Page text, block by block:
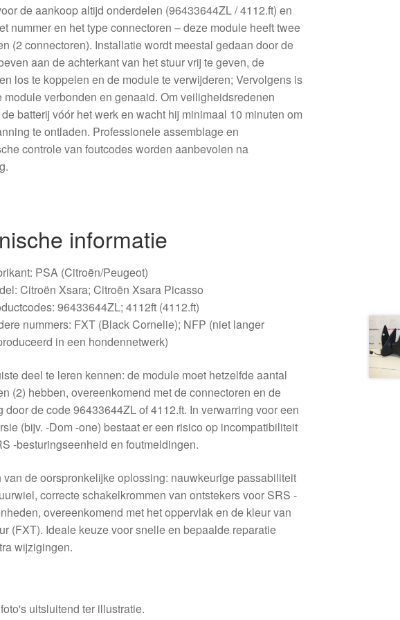
de aankoop altijd onderdelen (96433644ZL / 4112.ft) en
nummer en het type connectoren – deze module heeft twee
(2 connectoren). Installatie wordt meestal gedaan door de
aan de achterkant van het stuur vrij te geven, de
los te koppelen en de module te verwijderen; Vervolgens is
module verbonden en genaaid. Om veiligheidsredenen
batterij vóór het werk en wacht hij minimaal 10 minuten om
te ontladen. Professionele assemblage en
controle van foutcodes worden aanbevolen na
informatie
PSA (Citroën/Peugeot)
Citroën Xsara; Citroën Xsara Picasso
96433644ZL; 4112ft (4112.ft)
nummers: FXT (Black Cornelie); NFP (niet langer
in een hondennetwerk)
deel te leren kennen: de module moet hetzelfde aantal
(2) hebben, overeenkomend met de connectoren en de
door de code 96433644ZL of 4112.ft. In verwarring voor een
(bijv. -Dom -one) bestaat er een risico op incompatibiliteit
-besturingseenheid en foutmeldingen.
van de oorspronkelijke oplossing: nauwkeurige passabiliteit
correcte schakelkrommen van ontstekers voor SRS -
overeenkomend met het oppervlak en de kleur van
(FXT). Ideale keuze voor snelle en bepaalde reparatie
wijzigingen.
uitsluitend ter illustratie.